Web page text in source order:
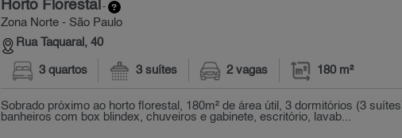
Horto Florestal -
Zona Norte - São Paulo
Rua Taquaral, 40
3 quartos 3 suítes 2 vagas 180 m²
Sobrado próximo ao horto florestal, 180m² de área útil, 3 dormitórios (3
banheiros com box blindex, chuveiros e gabinete, escritório, lavab...